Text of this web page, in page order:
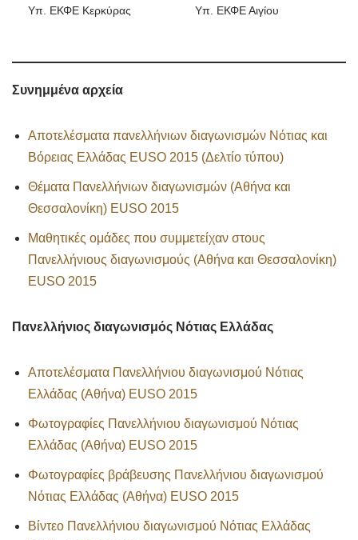
Υπ. ΕΚΦΕ Κερκύρας
Υπ. ΕΚΦΕ Αιγίου
Συνημμένα αρχεία
Αποτελέσματα πανελλήνιων διαγωνισμών Νότιας και
Βόρειας Ελλάδας EUSO 2015 (Δελτίο τύπου)
Θέματα Πανελλήνιων διαγωνισμών (Αθήνα και
Θεσσαλονίκη) EUSO 2015
Μαθητικές ομάδες που συμμετείχαν στους
Πανελλήνιους διαγωνισμούς (Αθήνα και Θεσσαλονίκη)
EUSO 2015
Πανελλήνιος διαγωνισμός Νότιας Ελλάδας
Αποτελέσματα Πανελλήνιου διαγωνισμού Νότιας
Ελλάδας (Αθήνα) EUSO 2015
Φωτογραφίες Πανελλήνιου διαγωνισμού Νότιας
Ελλάδας (Αθήνα) EUSO 2015
Φωτογραφίες βράβευσης Πανελλήνιου διαγωνισμού
Νότιας Ελλάδας (Αθήνα) EUSO 2015
Βίντεο Πανελλήνιου διαγωνισμού Νότιας Ελλάδας